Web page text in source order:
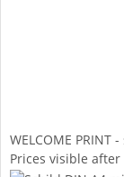
WELCOME PRINT
Prices visible after